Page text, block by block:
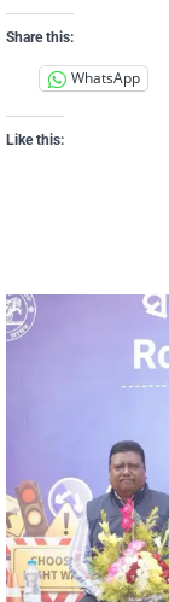
Share this:
WhatsApp
Like this: